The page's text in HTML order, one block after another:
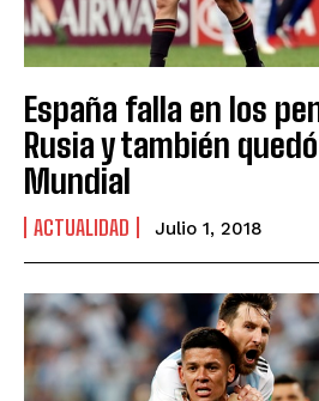
España falla en los
Rusia y también
Mundial
ACTUALIDAD Julio 1, 2018